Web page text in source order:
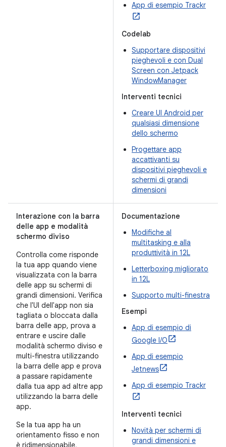
App di esempio Trackr
Codelab
Supportare dispositivi
pieghevoli e con Dual
Screen con Jetpack
WindowManager
Interventi tecnici
Creare UI Android per
qualsiasi dimensione
dello schermo
Progettare app
accattivanti su
dispositivi pieghevoli e
schermi di grandi
dimensioni
Interazione con la barra
delle app e modalità
schermo diviso
Controlla come risponde
la tua app quando viene
visualizzata con la barra
delle app su schermi di
grandi dimensioni. Verifica
che l'UI dell'app non sia
tagliata o bloccata dalla
barra delle app, prova a
entrare e uscire dalle
modalità schermo diviso e
multi-finestra utilizzando
la barra delle app e prova
a passare rapidamente
dalla tua app ad altre app
utilizzando la barra delle
app.
Se la tua app ha un
orientamento fisso e non
Documentazione
Modifiche al
multitasking e alla
produttività in 12L
Letterboxing migliorato
in 12L
Supporto multi-finestra
Esempi
App di esempio di
Google I/O
App di esempio
Jetnews
App di esempio Trackr
Interventi tecnici
Novità per schermi di
grandi dimensioni e